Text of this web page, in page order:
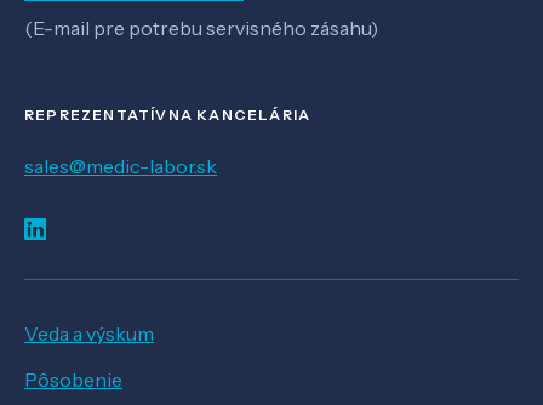
(E-mail pre potrebu servisného zásahu)
REPREZENTATÍVNA KANCELÁRIA
sales@medic-labor.sk
Veda a výskum
Pôsobenie